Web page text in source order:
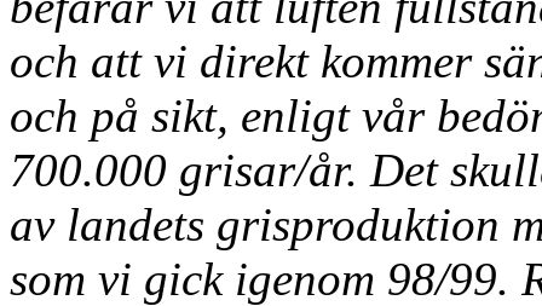
och att vi direkt kommer
och på sikt, enligt vår
700.000 grisar/år. Det
av landets grisproduktion
som vi gick igenom 98/99.